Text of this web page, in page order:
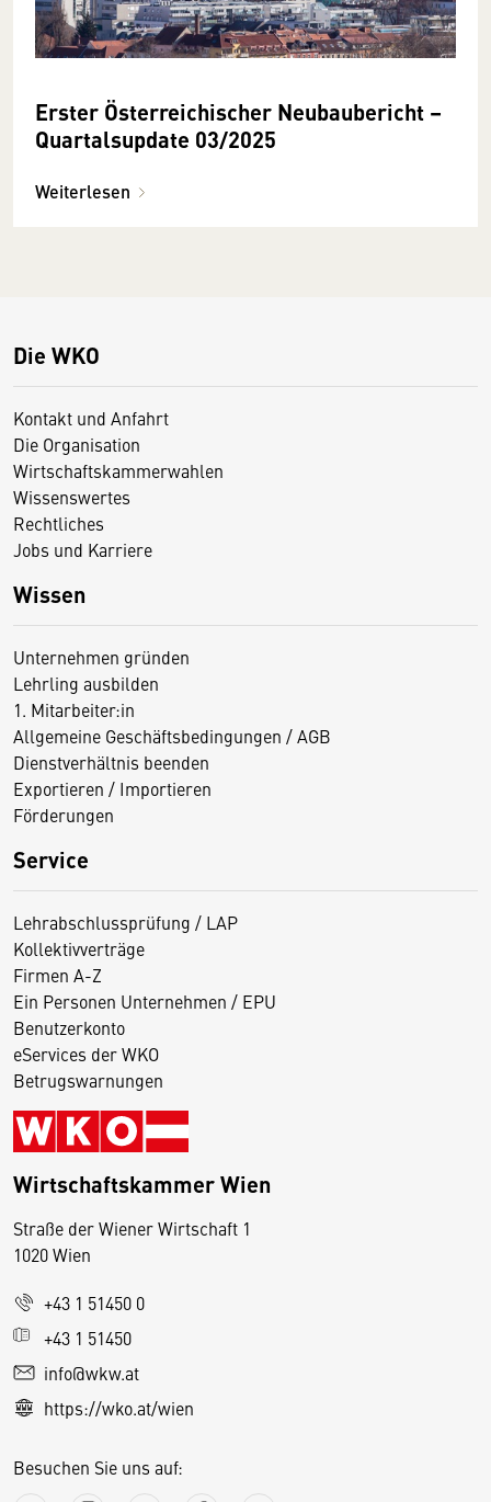
Erster Österreichischer Neubaubericht –
Quartalsupdate 03/2025
Weiterlesen
Die WKO
Kontakt und Anfahrt
Die Organisation
Wirtschaftskammerwahlen
Wissenswertes
Rechtliches
Jobs und Karriere
Wissen
Unternehmen gründen
Lehrling ausbilden
1. Mitarbeiter:in
Allgemeine Geschäftsbedingungen / AGB
Dienstverhältnis beenden
Exportieren / Importieren
Förderungen
Service
Lehrabschlussprüfung / LAP
Kollektivverträge
Firmen A-Z
Ein Personen Unternehmen / EPU
Benutzerkonto
eServices der WKO
Betrugswarnungen
Wirtschaftskammer Wien
Straße der Wiener Wirtschaft 1
1020 Wien
+43 1 51450 0
+43 1 51450
info@wkw.at
https://wko.at/wien
Besuchen Sie uns auf:
D
e
s
S